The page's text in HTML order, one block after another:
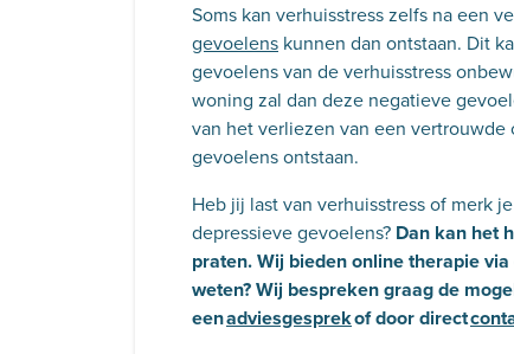
Soms kan verhuisstress zelfs na een
gevoelens kunnen dan ontstaan. Dit
gevoelens van de verhuisstress
woning zal dan deze negatieve
van het verliezen van een
gevoelens ontstaan.
Heb jij last van verhuisstress of merk
depressieve gevoelens? Dan kan het
praten. Wij bieden online therapie
weten? Wij bespreken graag de
eenadviesgesprekof door direct